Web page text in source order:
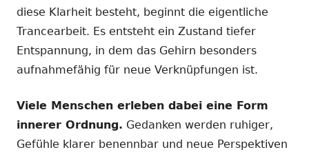
diese Klarheit besteht, beginnt die eigentliche
Trancearbeit. Es entsteht ein Zustand tiefer
Entspannung, in dem das Gehirn besonders
aufnahmefähig für neue Verknüpfungen ist.
Viele Menschen erleben dabei eine Form
innerer Ordnung. Gedanken werden ruhiger,
Gefühle klarer benennbar und neue Perspektiven